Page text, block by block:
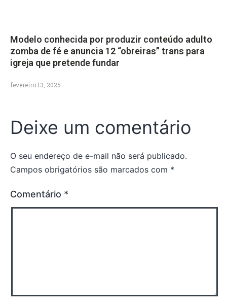
Modelo conhecida por produzir conteúdo adulto
zomba de fé e anuncia 12 “obreiras” trans para
igreja que pretende fundar
fevereiro 13, 2025
Deixe um comentário
O seu endereço de e-mail não será publicado.
Campos obrigatórios são marcados com *
Comentário *